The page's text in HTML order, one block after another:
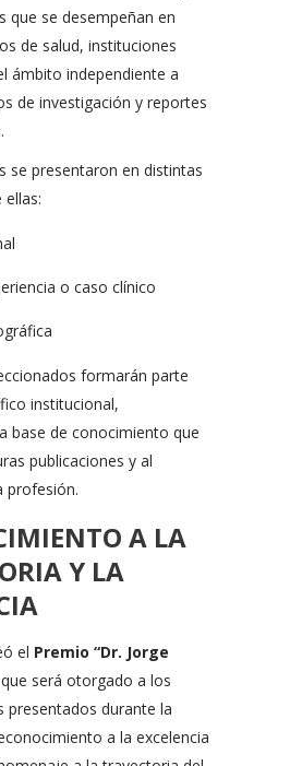
que se desempeñan en
de salud, instituciones
ámbito independiente a
de investigación y reportes
se presentaron en distintas
o caso clínico
formarán parte
institucional,
base de conocimiento que
publicaciones y al
profesión.
A LA
Y LA
el Premio “Dr. Jorge
será otorgado a los
durante la
a la excelencia